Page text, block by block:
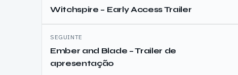
de
artigos
Witchspire – Early Access Trailer
SEGUINTE
Ember and Blade – Trailer de
apresentação